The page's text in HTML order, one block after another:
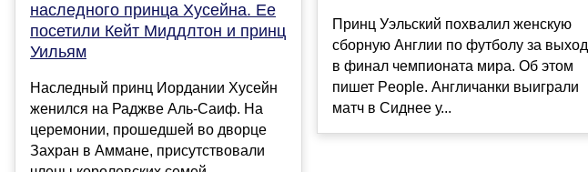
наследного принца Хусейна. Ее
посетили Кейт Миддлтон и принц
Уильям
Наследный принц Иордании Хусейн
женился на Раджве Аль-Саиф. На
церемонии, прошедшей во дворце
Захран в Аммане, присутствовали
Принц Уэльский похвалил женскую
сборную Англии по футболу за выход
в финал чемпионата мира. Об этом
пишет People. Англичанки выиграли
матч в Сиднее у...